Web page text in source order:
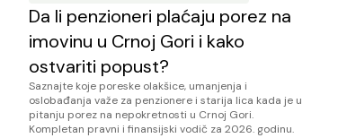
Da li penzioneri plaćaju porez na
imovinu u Crnoj Gori i kako
ostvariti popust?
Saznajte koje poreske olakšice, umanjenja i
oslobađanja važe za penzionere i starija lica kada je u
pitanju porez na nepokretnosti u Crnoj Gori.
Kompletan pravni i finansijski vodič za 2026. godinu.